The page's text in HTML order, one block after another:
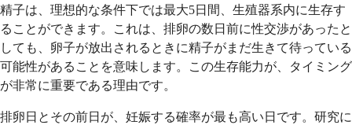
精子は、理想的な条件下では最大5日間、生殖器系内に生存す
ることができます。これは、排卵の数日前に性交渉があったと
しても、卵子が放出されるときに精子がまだ生きて待っている
可能性があることを意味します。この生存能力が、タイミング
が非常に重要である理由です。
排卵日とその前日が、妊娠する確率が最も高い日です。研究に